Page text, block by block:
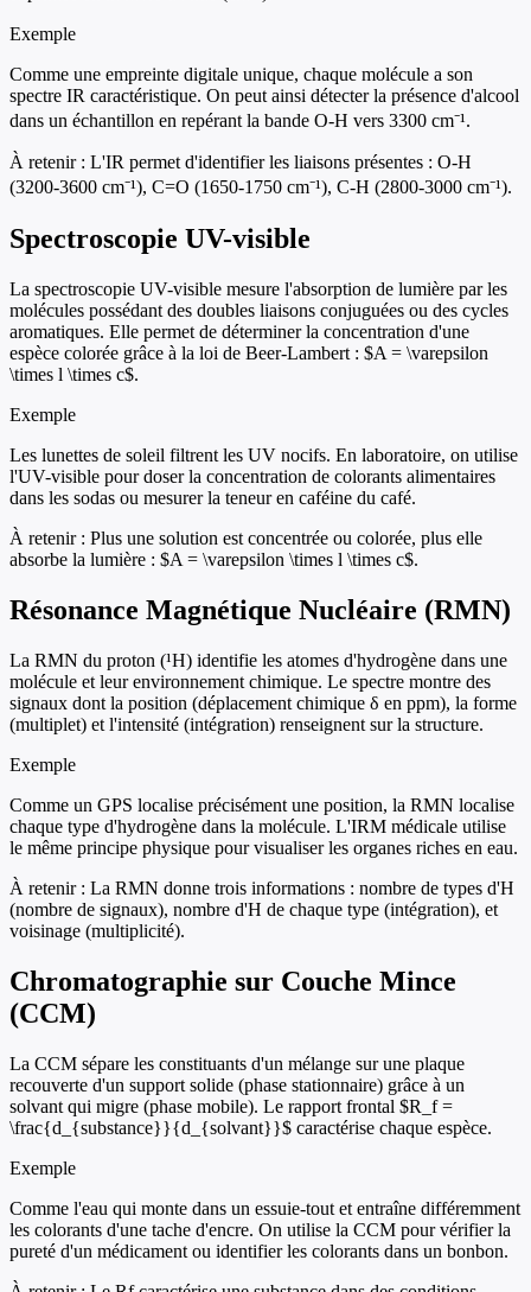
Exemple
Comme une empreinte digitale unique, chaque molécule a son
spectre IR caractéristique. On peut ainsi détecter la présence d'alcool
dans un échantillon en repérant la bande O-H vers 3300 cm⁻¹.
À retenir : L'IR permet d'identifier les liaisons présentes : O-H
(3200-3600 cm⁻¹), C=O (1650-1750 cm⁻¹), C-H (2800-3000 cm⁻¹).
Spectroscopie UV-visible
La spectroscopie UV-visible mesure l'absorption de lumière par les
molécules possédant des doubles liaisons conjuguées ou des cycles
aromatiques. Elle permet de déterminer la concentration d'une
espèce colorée grâce à la loi de Beer-Lambert : $A = \varepsilon
\times l \times c$.
Exemple
Les lunettes de soleil filtrent les UV nocifs. En laboratoire, on utilise
l'UV-visible pour doser la concentration de colorants alimentaires
dans les sodas ou mesurer la teneur en caféine du café.
À retenir : Plus une solution est concentrée ou colorée, plus elle
absorbe la lumière : $A = \varepsilon \times l \times c$.
Résonance Magnétique Nucléaire (RMN)
La RMN du proton (¹H) identifie les atomes d'hydrogène dans une
molécule et leur environnement chimique. Le spectre montre des
signaux dont la position (déplacement chimique δ en ppm), la forme
(multiplet) et l'intensité (intégration) renseignent sur la structure.
Exemple
Comme un GPS localise précisément une position, la RMN localise
chaque type d'hydrogène dans la molécule. L'IRM médicale utilise
le même principe physique pour visualiser les organes riches en eau.
À retenir : La RMN donne trois informations : nombre de types d'H
(nombre de signaux), nombre d'H de chaque type (intégration), et
voisinage (multiplicité).
Chromatographie sur Couche Mince
(CCM)
La CCM sépare les constituants d'un mélange sur une plaque
recouverte d'un support solide (phase stationnaire) grâce à un
solvant qui migre (phase mobile). Le rapport frontal $R_f =
\frac{d_{substance}}{d_{solvant}}$ caractérise chaque espèce.
Exemple
Comme l'eau qui monte dans un essuie-tout et entraîne différemment
les colorants d'une tache d'encre. On utilise la CCM pour vérifier la
pureté d'un médicament ou identifier les colorants dans un bonbon.